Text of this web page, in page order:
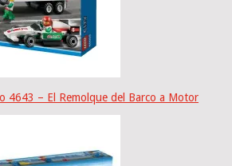
4643 – El Remolque del Barco a Motor